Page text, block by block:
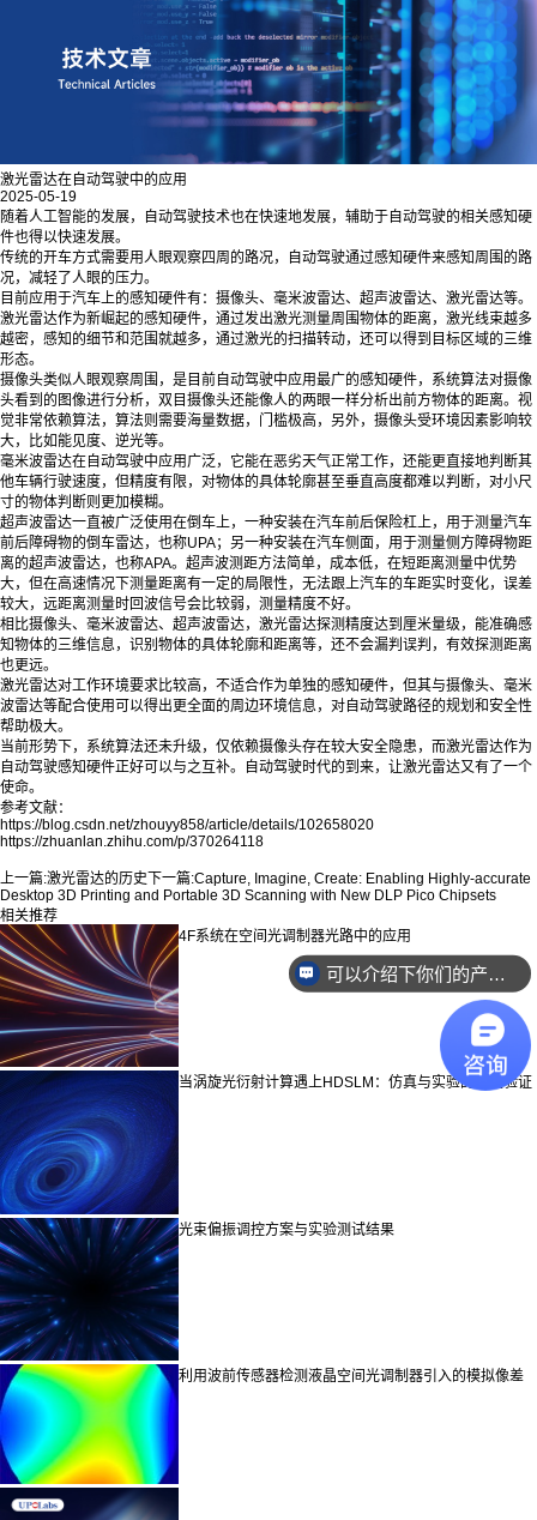
激光雷达在自动驾驶中的应用
2025-05-19
随着人工智能的发展，自动驾驶技术也在快速地发展，辅助于自动驾驶的相关感知硬
件也得以快速发展。
传统的开车方式需要用人眼观察四周的路况，自动驾驶通过感知硬件来感知周围的路
况，减轻了人眼的压力。
目前应用于汽车上的感知硬件有：摄像头、毫米波雷达、超声波雷达、激光雷达等。
激光雷达作为新崛起的感知硬件，通过发出激光测量周围物体的距离，激光线束越多
越密，感知的细节和范围就越多，通过激光的扫描转动，还可以得到目标区域的三维
形态。
摄像头类似人眼观察周围，是目前自动驾驶中应用最广的感知硬件，系统算法对摄像
头看到的图像进行分析，双目摄像头还能像人的两眼一样分析出前方物体的距离。视
觉非常依赖算法，算法则需要海量数据，门槛极高，另外，摄像头受环境因素影响较
大，比如能见度、逆光等。
毫米波雷达在自动驾驶中应用广泛，它能在恶劣天气正常工作，还能更直接地判断其
他车辆行驶速度，但精度有限，对物体的具体轮廓甚至垂直高度都难以判断，对小尺
寸的物体判断则更加模糊。
超声波雷达一直被广泛使用在倒车上，一种安装在汽车前后保险杠上，用于测量汽车
前后障碍物的倒车雷达，也称UPA；另一种安装在汽车侧面，用于测量侧方障碍物距
离的超声波雷达，也称APA。超声波测距方法简单，成本低，在短距离测量中优势
大，但在高速情况下测量距离有一定的局限性，无法跟上汽车的车距实时变化，误差
较大，远距离测量时回波信号会比较弱，测量精度不好。
相比摄像头、毫米波雷达、超声波雷达，激光雷达探测精度达到厘米量级，能准确感
知物体的三维信息，识别物体的具体轮廓和距离等，还不会漏判误判，有效探测距离
也更远。
激光雷达对工作环境要求比较高，不适合作为单独的感知硬件，但其与摄像头、毫米
波雷达等配合使用可以得出更全面的周边环境信息，对自动驾驶路径的规划和安全性
帮助极大。
当前形势下，系统算法还未升级，仅依赖摄像头存在较大安全隐患，而激光雷达作为
自动驾驶感知硬件正好可以与之互补。自动驾驶时代的到来，让激光雷达又有了一个
使命。
参考文献：
https://blog.csdn.net/zhouyy858/article/details/102658020
https://zhuanlan.zhihu.com/p/370264118
上一篇:激光雷达的历史下一篇:Capture, Imagine, Create: Enabling Highly-accurate
Desktop 3D Printing and Portable 3D Scanning with New DLP Pico Chipsets
相关推荐
4F系统在空间光调制器光路中的应用
当涡旋光衍射计算遇上HDSLM：仿真与实验的完美验证
光束偏振调控方案与实验测试结果
利用波前传感器检测液晶空间光调制器引入的模拟像差